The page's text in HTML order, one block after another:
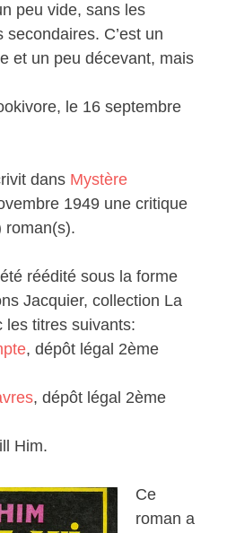
peu vide, sans les
C’est un
et un peu décevant, mais
le 16 septembre
dans Mystère
1949 une critique
roman(s).
réédité sous la forme
Jacquier, collection La
les titres suivants:
, dépôt légal 2ème
, dépôt légal 2ème
Him.
Ce
roman a